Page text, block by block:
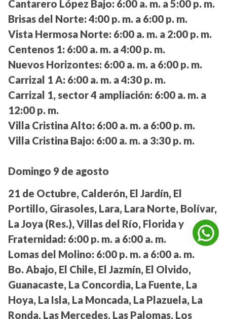
Cantarero López Bajo: 6:00 a. m. a 5:00 p. m.
Brisas del Norte: 4:00 p. m. a 6:00 p. m.
Vista Hermosa Norte: 6:00 a. m. a 2:00 p. m.
Centenos 1: 6:00 a. m. a 4:00 p. m.
Nuevos Horizontes: 6:00 a. m. a 6:00 p. m.
Carrizal 1 A: 6:00 a. m. a 4:30 p. m.
Carrizal 1, sector 4 ampliación: 6:00 a. m. a
12:00 p. m.
Villa Cristina Alto: 6:00 a. m. a 6:00 p. m.
Villa Cristina Bajo: 6:00 a. m. a 3:30 p. m.
Domingo 9 de agosto
21 de Octubre, Calderón, El Jardín, El
Portillo, Girasoles, Lara, Lara Norte, Bolívar,
La Joya (Res.), Villas del Río, Florida y
Fraternidad: 6:00 p. m. a 6:00 a. m.
Lomas del Molino: 6:00 p. m. a 6:00 a. m.
Bo. Abajo, El Chile, El Jazmín, El Olvido,
Guanacaste, La Concordia, La Fuente, La
Hoya, La Isla, La Moncada, La Plazuela, La
Ronda, Las Mercedes, Las Palomas, Los